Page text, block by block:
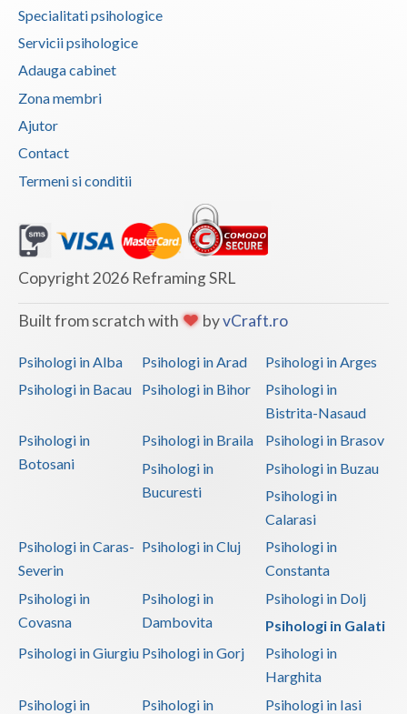
Specialitati psihologice
Servicii psihologice
Adauga cabinet
Zona membri
Ajutor
Contact
Termeni si conditii
Copyright 2026 Reframing SRL
Built from scratch with byvCraft.ro
Psihologi in Alba Psihologi in Arad
Psihologi in Arges
Psihologi in Bacau
Psihologi in Bihor
Psihologi in
Bistrita-Nasaud
Psihologi in
Botosani
Psihologi in Braila
Psihologi in Brasov
Psihologi in
Bucuresti
Psihologi in Buzau
Psihologi in
Calarasi
Psihologi in Caras-
Severin
Psihologi in Cluj
Psihologi in
Constanta
Psihologi in
Covasna
Psihologi in
Dambovita
Psihologi in Dolj
Psihologi in Galati
Psihologi in Giurgiu Psihologi in Gorj
Psihologi in
Harghita
Psihologi in
Psihologi in Psihologi in Iasi